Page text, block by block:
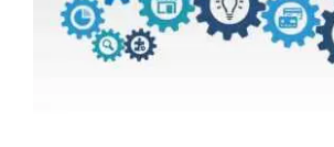
grande